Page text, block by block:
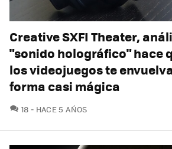
Creative SXFI Theater,
"sonido holográfico" hace
los videojuegos te
forma casi mágica
18 COMENTARIOS
HACE 5 AÑOS